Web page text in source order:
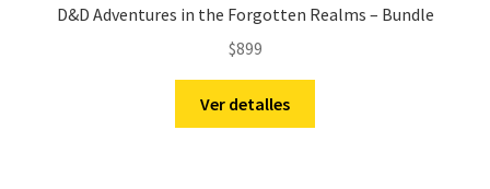
D&D Adventures in the Forgotten Realms – Bundle
$899
Ver detalles